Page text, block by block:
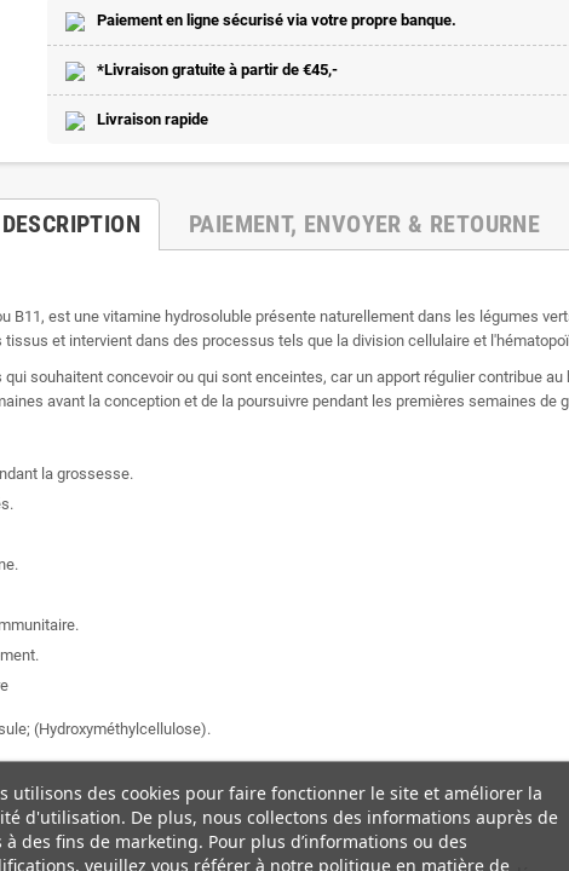
Paiement en ligne sécurisé via votre propre banque.
*Livraison gratuite à partir de €45,-
Livraison rapide
DESCRIPTION PAIEMENT, ENVOYER & RETOURNE
B11, est une vitamine hydrosoluble présente naturellement dans les légumes
et intervient dans des processus tels que la division cellulaire et
souhaitent concevoir ou qui sont enceintes, car un apport régulier contribue
avant la conception et de la poursuivre pendant les premières semaines de
la grossesse.
(Hydroxyméthylcellulose).
utilisons des cookies pour faire fonctionner le site et améliorer la
d'utilisation. De plus, nous collectons des informations auprès de
à des fins de marketing. Pour plus d’informations ou des
veuillez vous référer à notre politique en matière de